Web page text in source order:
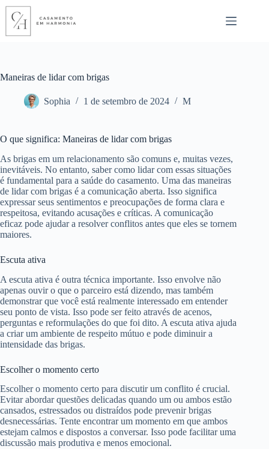
Pular
para
conteúdo
Maneiras de lidar com brigas
Sophia 1 de setembro de 2024 M
O que significa: Maneiras de lidar com brigas
As brigas em um relacionamento são comuns e, muitas vezes,
inevitáveis. No entanto, saber como lidar com essas situações
é fundamental para a saúde do casamento. Uma das maneiras
de lidar com brigas é a comunicação aberta. Isso significa
expressar seus sentimentos e preocupações de forma clara e
respeitosa, evitando acusações e críticas. A comunicação
eficaz pode ajudar a resolver conflitos antes que eles se tornem
maiores.
Escuta ativa
A escuta ativa é outra técnica importante. Isso envolve não
apenas ouvir o que o parceiro está dizendo, mas também
demonstrar que você está realmente interessado em entender
seu ponto de vista. Isso pode ser feito através de acenos,
perguntas e reformulações do que foi dito. A escuta ativa ajuda
a criar um ambiente de respeito mútuo e pode diminuir a
intensidade das brigas.
Escolher o momento certo
Escolher o momento certo para discutir um conflito é crucial.
Evitar abordar questões delicadas quando um ou ambos estão
cansados, estressados ou distraídos pode prevenir brigas
desnecessárias. Tente encontrar um momento em que ambos
estejam calmos e dispostos a conversar. Isso pode facilitar uma
discussão mais produtiva e menos emocional.